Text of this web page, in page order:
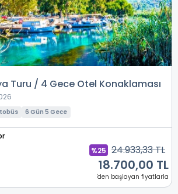
Turu / 4 Gece Otel Konaklaması
6 Gün 5 Gece
%25 24.933,33 TL
18.700,00 TL
'den başlayan fiyatlarla